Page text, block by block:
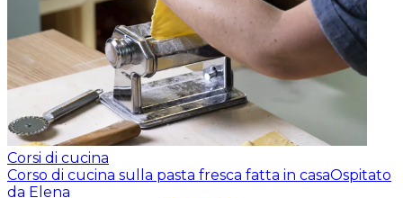
Corsi di cucina
Corso di cucina sulla pasta fresca fatta in casaOspitato
da Elena